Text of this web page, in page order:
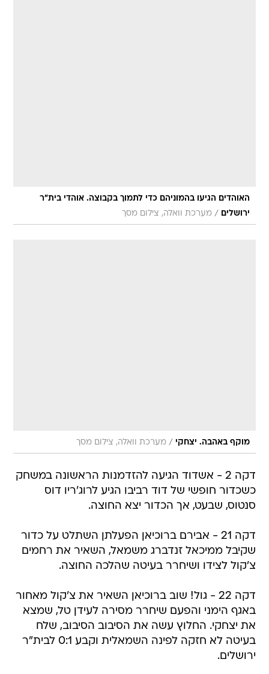
האוהדים הגיעו בהמוניהם כדי לתמוך בקבוצה. אוהדי בית"ר
ירושלים
/ מערכת וואלה, צילום מסך
מוקף באהבה. יצחקי / מערכת וואלה, צילום מסך
דקה 2 - אשדוד הגיעה להזדמנות הראשונה במשחק
כשכדור חופשי של דוד רביבו הגיע לרוג'ריו דוס
סנטוס, שבעט, אך הכדור יצא החוצה.
דקה 21 - אבירם ברוכיאן הפעלתן השתלט על כדור
שקיבל ממיכאל זנדברג משמאל, השאיר את רחמים
צ'קול לצידו ושיחרר בעיטה שהלכה החוצה.
דקה 22 - גול! שוב ברוכיאן השאיר את צ'קול מאחור
באגף הימני והפעם שיחרר מסירה לעידן טל, שמצא
את יצחקי. החלוץ עשה את הסיבוב הסיבוב, שלח
בעיטה לא חזקה לפינה השמאלית וקבע 0:1 לבית"ר
ירושלים.